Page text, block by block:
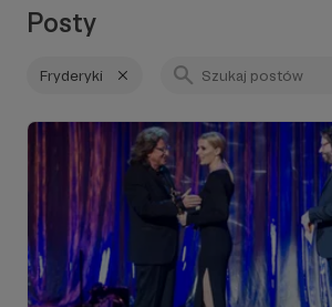
Posty
Fryderyki